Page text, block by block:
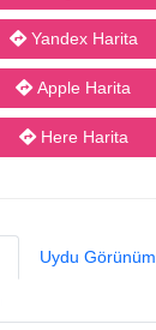
Yandex Harita
Apple Harita
Here Harita
Uydu Görünüm